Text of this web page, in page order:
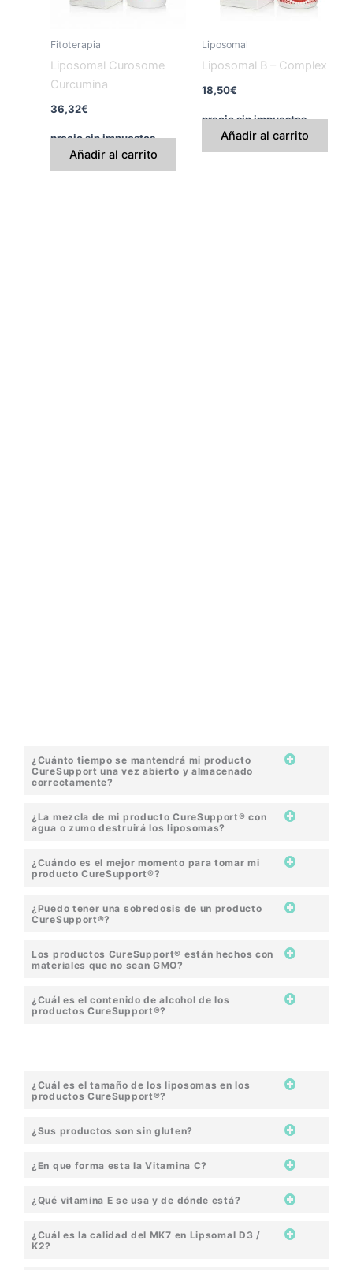
Fitoterapia
Liposomal Curosome
Curcumina
36,32€
precio sin impuestos
Añadir al carrito
Liposomal
Liposomal B – Complex
18,50€
precio sin impuestos
Añadir al carrito
¿Cuánto tiempo se mantendrá mi producto
CureSupport una vez abierto y almacenado
correctamente?
¿La mezcla de mi producto CureSupport® con
agua o zumo destruirá los liposomas?
¿Cuándo es el mejor momento para tomar mi
producto CureSupport®?
¿Puedo tener una sobredosis de un producto
CureSupport®?
Los productos CureSupport® están hechos con
materiales que no sean GMO?
¿Cuál es el contenido de alcohol de los
productos CureSupport®?
¿Cuál es el tamaño de los liposomas en los
productos CureSupport®?
¿Sus productos son sin gluten?
¿En que forma esta la Vitamina C?
¿Qué vitamina E se usa y de dónde está?
¿Cuál es la calidad del MK7 en Lipsomal D3 /
K2?